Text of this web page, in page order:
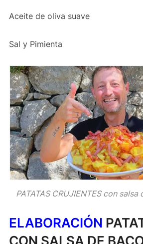
Aceite de oliva suave
Sal y Pimienta
PATATAS CRUJIENTES con
ELABORACIÓN
CON SALSA DE